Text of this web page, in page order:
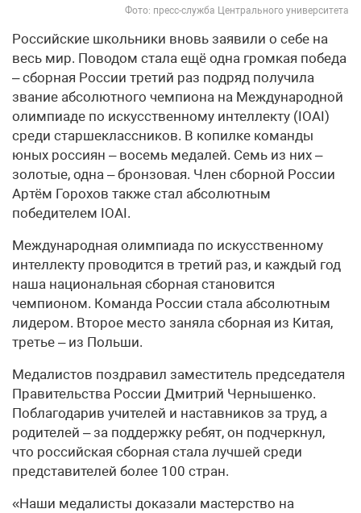
Фото: пресс-служба Центрального университета
Российские школьники вновь заявили о себе на
весь мир. Поводом стала ещё одна громкая победа
– сборная России третий раз подряд получила
звание абсолютного чемпиона на Международной
олимпиаде по искусственному интеллекту (IOAI)
среди старшеклассников. В копилке команды
юных россиян – восемь медалей. Семь из них –
золотые, одна – бронзовая. Член сборной России
Артём Горохов также стал абсолютным
победителем IOAI.
Международная олимпиада по искусственному
интеллекту проводится в третий раз, и каждый год
наша национальная сборная становится
чемпионом. Команда России стала абсолютным
лидером. Второе место заняла сборная из Китая,
третье – из Польши.
Медалистов поздравил заместитель председателя
Правительства России Дмитрий Чернышенко.
Поблагодарив учителей и наставников за труд, а
родителей – за поддержку ребят, он подчеркнул,
что российская сборная стала лучшей среди
представителей более 100 стран.
«Наши медалисты доказали мастерство на